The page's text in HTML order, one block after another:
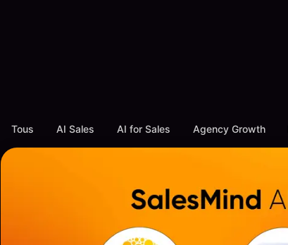
Tous AI Sales AI for Sales Agency Growth